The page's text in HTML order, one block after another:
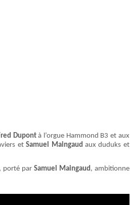
Dupontà l’orgue Hammond B3 et aux
etSamuel Maingaud aux duduks et
porté parSamuel Maingaud , ambitionne